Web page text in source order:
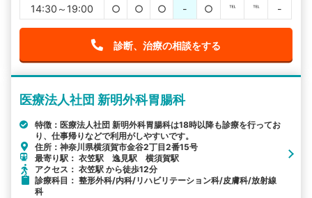
14:30～19:00 ○ ○ ○ - ○ ℡ ℡ -
診断、治療の相談をする
医療法人社団 新明外科胃腸科
特徴：医療法人社団 新明外科胃腸科は18時以降も診療を行ってお
り、仕事帰りなどで利用がしやすいです。
住所：神奈川県横須賀市金谷2丁目2番15号
最寄り駅： 衣笠駅 逸見駅 横須賀駅
アクセス： 衣笠駅 から徒歩12分
診療科目： 整形外科/内科/リハビリテーション科/皮膚科/放射線
科